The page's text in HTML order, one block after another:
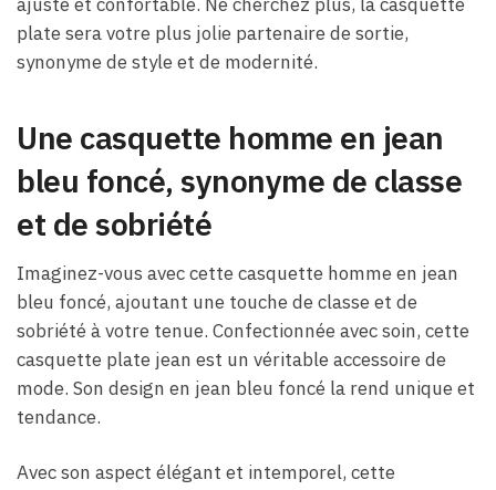
plate sera votre plus jolie partenaire de sortie,
synonyme de style et de modernité.
Une casquette homme en jean
bleu foncé, synonyme de classe
et de sobriété
Imaginez-vous avec cette casquette homme en jean
bleu foncé, ajoutant une touche de classe et de
sobriété à votre tenue. Confectionnée avec soin, cette
casquette plate jean est un véritable accessoire de
mode. Son design en jean bleu foncé la rend unique et
tendance.
Avec son aspect élégant et intemporel, cette